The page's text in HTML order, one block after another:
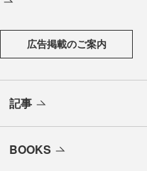
広告掲載のご案内
記事
BOOKS